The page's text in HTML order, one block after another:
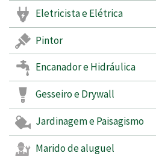
Eletricista e Elétrica
Pintor
Encanador e Hidráulica
Gesseiro e Drywall
Jardinagem e Paisagismo
Marido de aluguel